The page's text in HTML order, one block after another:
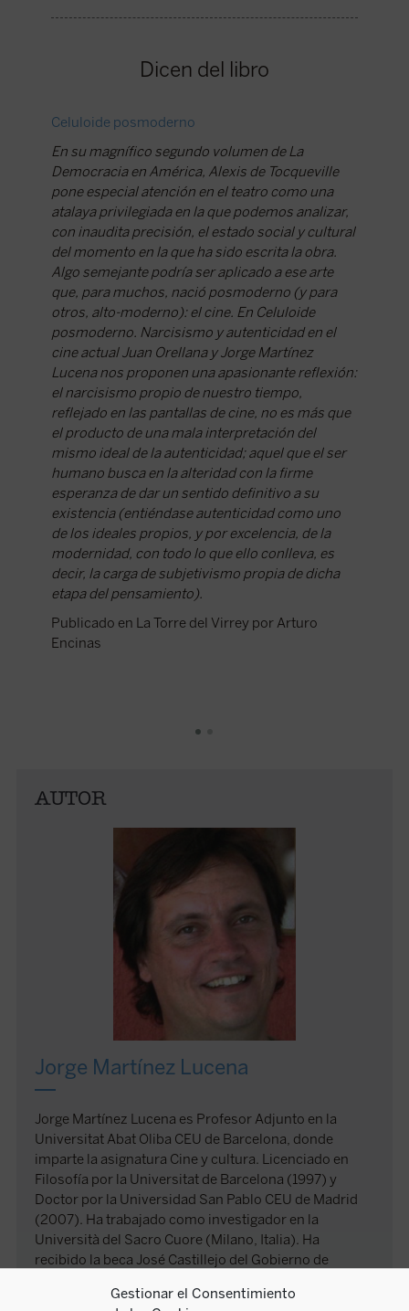
Gestionar el Consentimiento
Dicen del libro
Celuloide posmoderno
En su magnífico segundo volumen de La
Democracia en América, Alexis de Tocqueville
pone especial atención en el teatro como una
atalaya privilegiada en la que podemos analizar,
con inaudita precisión, el estado social y cultural
del momento en la que ha sido escrita la obra.
Algo semejante podría ser aplicado a ese arte
que, para muchos, nació posmoderno (y para
otros, alto-moderno): el cine. En Celuloide
posmoderno. Narcisismo y autenticidad en el
cine actual Juan Orellana y Jorge Martínez
Lucena nos proponen una apasionante reflexión:
el narcisismo propio de nuestro tiempo,
reflejado en las pantallas de cine, no es más que
el producto de una mala interpretación del
mismo ideal de la autenticidad; aquel que el ser
humano busca en la alteridad con la firme
esperanza de dar un sentido definitivo a su
existencia (entiéndase autenticidad como uno
de los ideales propios, y por excelencia, de la
modernidad, con todo lo que ello conlleva, es
decir, la carga de subjetivismo propia de dicha
etapa del pensamiento).
Publicado en La Torre del Virrey por Arturo
Encinas
AUTOR
Jorge Martínez Lucena
Jorge Martínez Lucena es Profesor Adjunto en la
Universitat Abat Oliba CEU de Barcelona, donde
imparte la asignatura Cine y cultura. Licenciado en
Filosofía por la Universitat de Barcelona (1997) y
Doctor por la Universidad San Pablo CEU de Madrid
(2007). Ha trabajado como investigador en la
Università del Sacro Cuore (Milano, Italia). Ha
recibido la beca José Castillejo del Gobierno de
en la University of Hertfordshire (Hatfield, UK)